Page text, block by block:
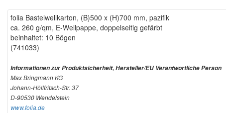
folia Bastelwellkarton, (B)500 x (H)700 mm, pazifik
ca. 260 g/qm, E-Wellpappe, doppelseitig gefärbt
beinhaltet: 10 Bögen
(741033)
Informationen zur Produktsicherheit, Hersteller/EU Verantwortliche Person
Max Bringmann KG
Johann-Höllfritsch-Str. 37
D-90530 Wendelstein
www.folia.de